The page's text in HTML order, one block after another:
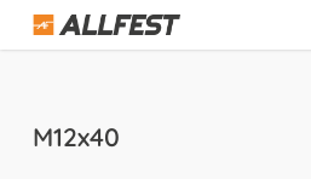
Skip
M12x40